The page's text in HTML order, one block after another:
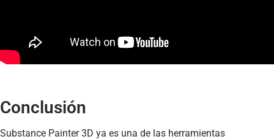
Conclusión
Substance Painter 3D ya es una de las herramientas